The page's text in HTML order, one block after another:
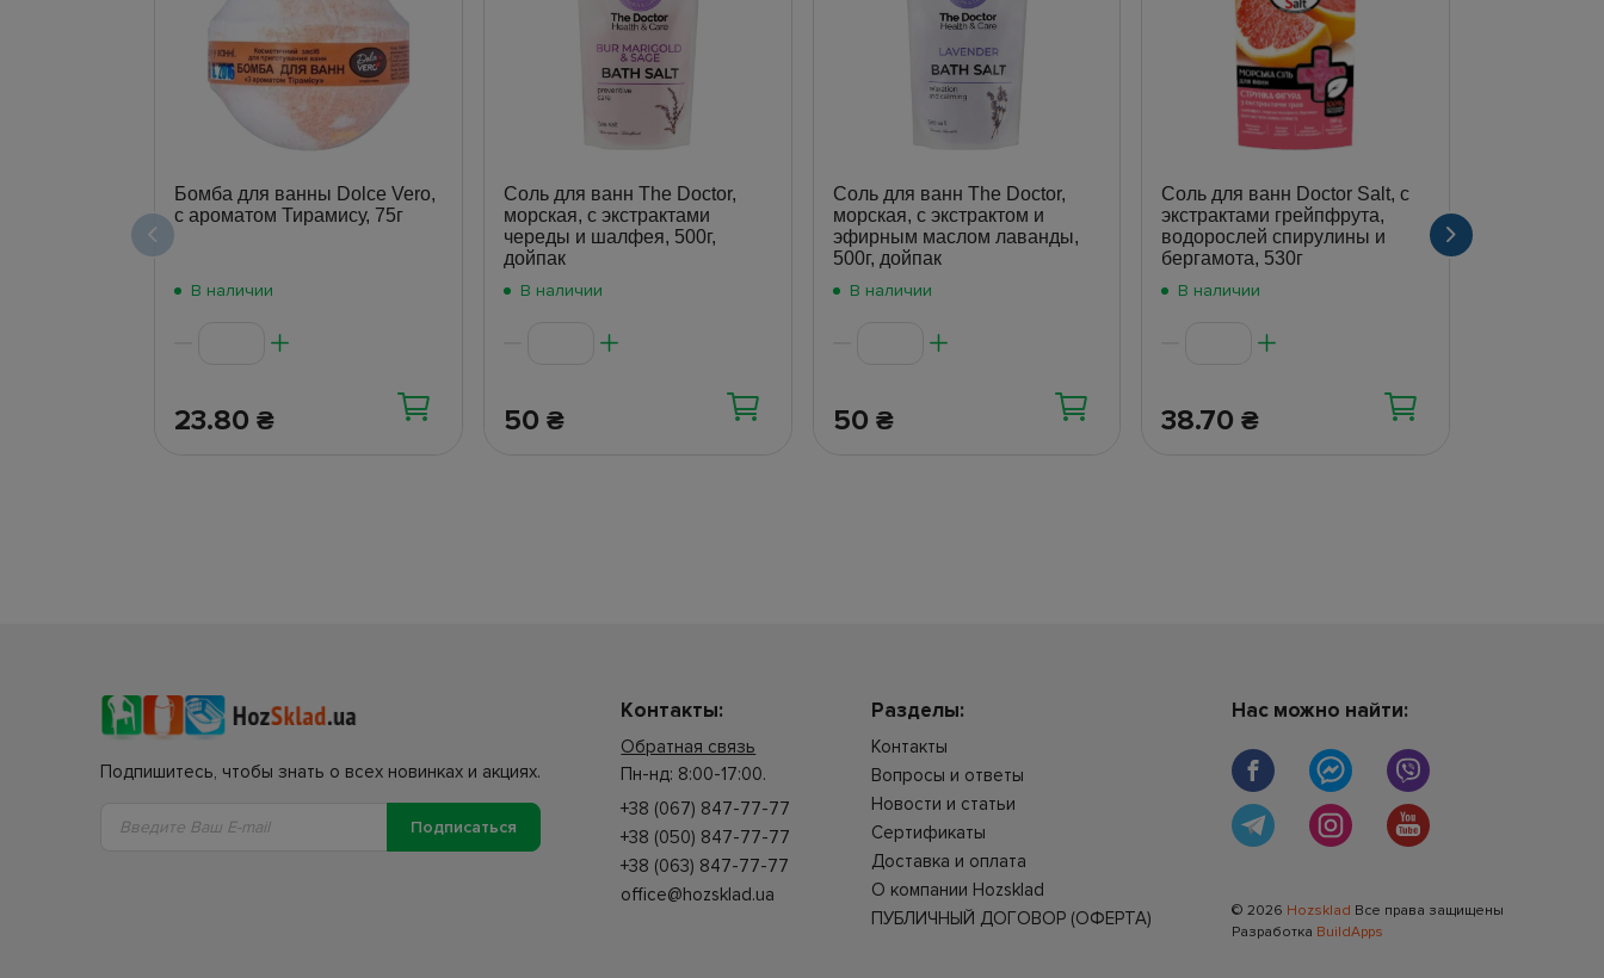
Бомба для ванны Dolce Vero,
с ароматом Тирамису, 75г
В наличии
23.80 ₴
Соль для ванн The Doctor,
морская, с экстрактами
череды и шалфея, 500г,
дойпак
В наличии
50 ₴
Соль для ванн The Doctor,
морская, с экстрактом и
эфирным маслом лаванды,
500г, дойпак
В наличии
50 ₴
Соль для ванн Doctor Salt, с
экстрактами грейпфрута,
водорослей спирулины и
бергамота, 530г
В наличии
38.70₴
Подпишитесь, чтобы знать о всех новинках и акциях.
Подписаться
Контакты:
Обратная связь
Пн-нд: 8:00-17:00.
+38 (067) 847-77-77
+38 (050) 847-77-77
+38 (063) 847-77-77
office@hozsklad.ua
Разделы:
Контакты
Вопросы и ответы
Новости и статьи
Сертификаты
Доставка и оплата
О компании Hozsklad
ПУБЛИЧНЫЙ ДОГОВОР (ОФЕРТА)
Нас можно найти:
© 2026 Hozsklad Все права защищены
Разработка BuildApps